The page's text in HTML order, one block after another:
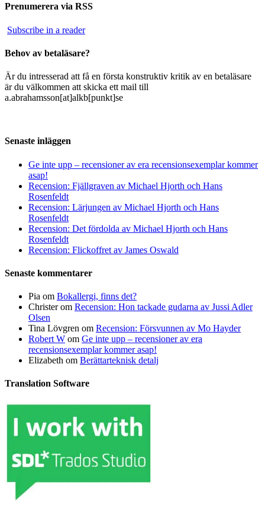
Prenumerera via RSS
Subscribe in a reader
Behov av betaläsare?
Är du intresserad att få en första konstruktiv kritik av en betaläsare
är du välkommen att skicka ett mail till
a.abrahamsson[at]alkb[punkt]se
Senaste inläggen
Ge inte upp – recensioner av era recensionsexemplar kommer
asap!
Recension: Fjällgraven av Michael Hjorth och Hans
Rosenfeldt
Recension: Lärjungen av Michael Hjorth och Hans
Rosenfeldt
Recension: Det fördolda av Michael Hjorth och Hans
Rosenfeldt
Recension: Flickoffret av James Oswald
Senaste kommentarer
Pia om Bokallergi, finns det?
Christerom Recension: Hon tackade gudarna av Jussi Adler
Olsen
Tina Lövgren om Recension: Försvunnen av Mo Hayder
Robert W om Ge inte upp – recensioner av era
recensionsexemplar kommer asap!
Elizabeth om Berättarteknisk detalj
Translation Software